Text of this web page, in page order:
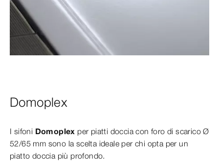
Domoplex
I sifoni Domoplex per piatti doccia con foro di scarico Ø
52/65 mm sono la scelta ideale per chi opta per un
piatto doccia più profondo.